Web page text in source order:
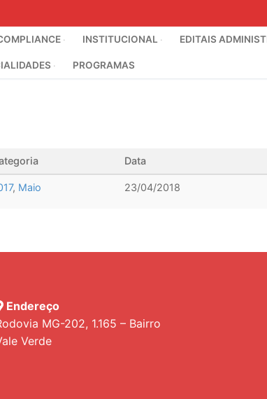
INSTITUCIONAL EDITAIS
PROGRAMAS
Data
, Maio 23/04/2018
Endereço
MG-202, 1.165 – Bairro
Verde